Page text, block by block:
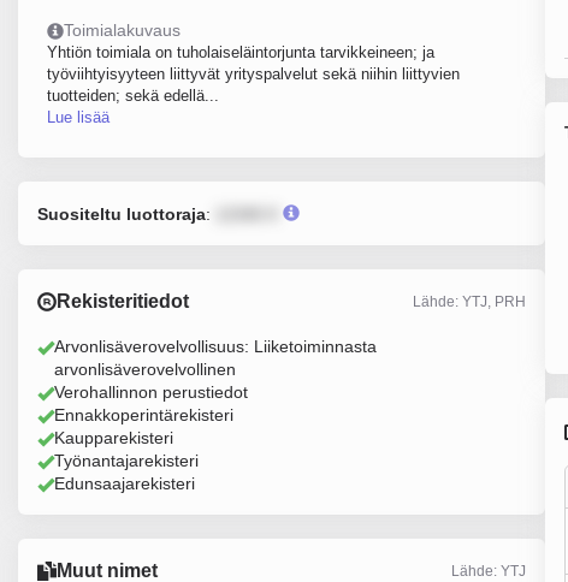
Toimialakuvaus
Yhtiön toimiala on tuholaiseläintorjunta tarvikkeineen; ja
työviihtyisyyteen liittyvät yrityspalvelut sekä niihin liittyvien
tuotteiden; sekä edellä...
Lue lisää
Suositeltu luottoraja:
Rekisteritiedot Lähde: YTJ, PRH
Arvonlisäverovelvollisuus: Liiketoiminnasta
arvonlisäverovelvollinen
Verohallinnon perustiedot
Ennakkoperintärekisteri
Kaupparekisteri
Työnantajarekisteri
Edunsaajarekisteri
Muut nimet Lähde: YTJ